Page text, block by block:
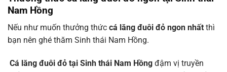
Nam Hồng
Nếu như muốn thưởng thức cá lăng đuôi đỏ ngon nhất thì
bạn nên ghé thăm Sinh thái Nam Hồng.
Cá lăng đuôi đỏ tại Sinh thái Nam Hồng đậm vị truyền